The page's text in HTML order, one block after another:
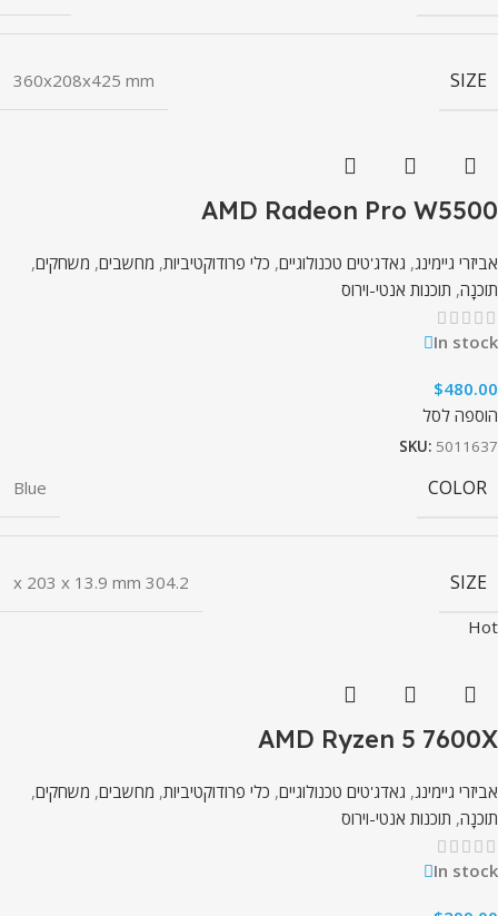
SIZE
360x208x425 mm
AMD Radeon Pro W5500
אביזרי גיימינג, גאדג'טים טכנולוגיים, כלי פרודוקטיביות, מחשבים, משחקים,
תוֹכנָה, תוכנות אנטי-וירוס
In stock
$480.00
הוספה לסל
SKU: 5011637
COLOR
Blue
SIZE
304.2 x 203 x 13.9 mm
Hot
AMD Ryzen 5 7600X
אביזרי גיימינג, גאדג'טים טכנולוגיים, כלי פרודוקטיביות, מחשבים, משחקים,
תוֹכנָה, תוכנות אנטי-וירוס
In stock